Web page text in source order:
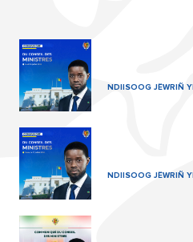
NDIISOOG JËWRIÑ YI
NDIISOOG JËWRIÑ YI